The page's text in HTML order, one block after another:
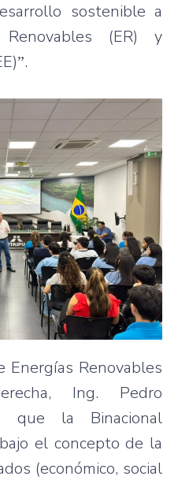
sostenible a
(ER) y
Renovables
Ing. Pedro
que la Binacional
el concepto de la
(económico, social